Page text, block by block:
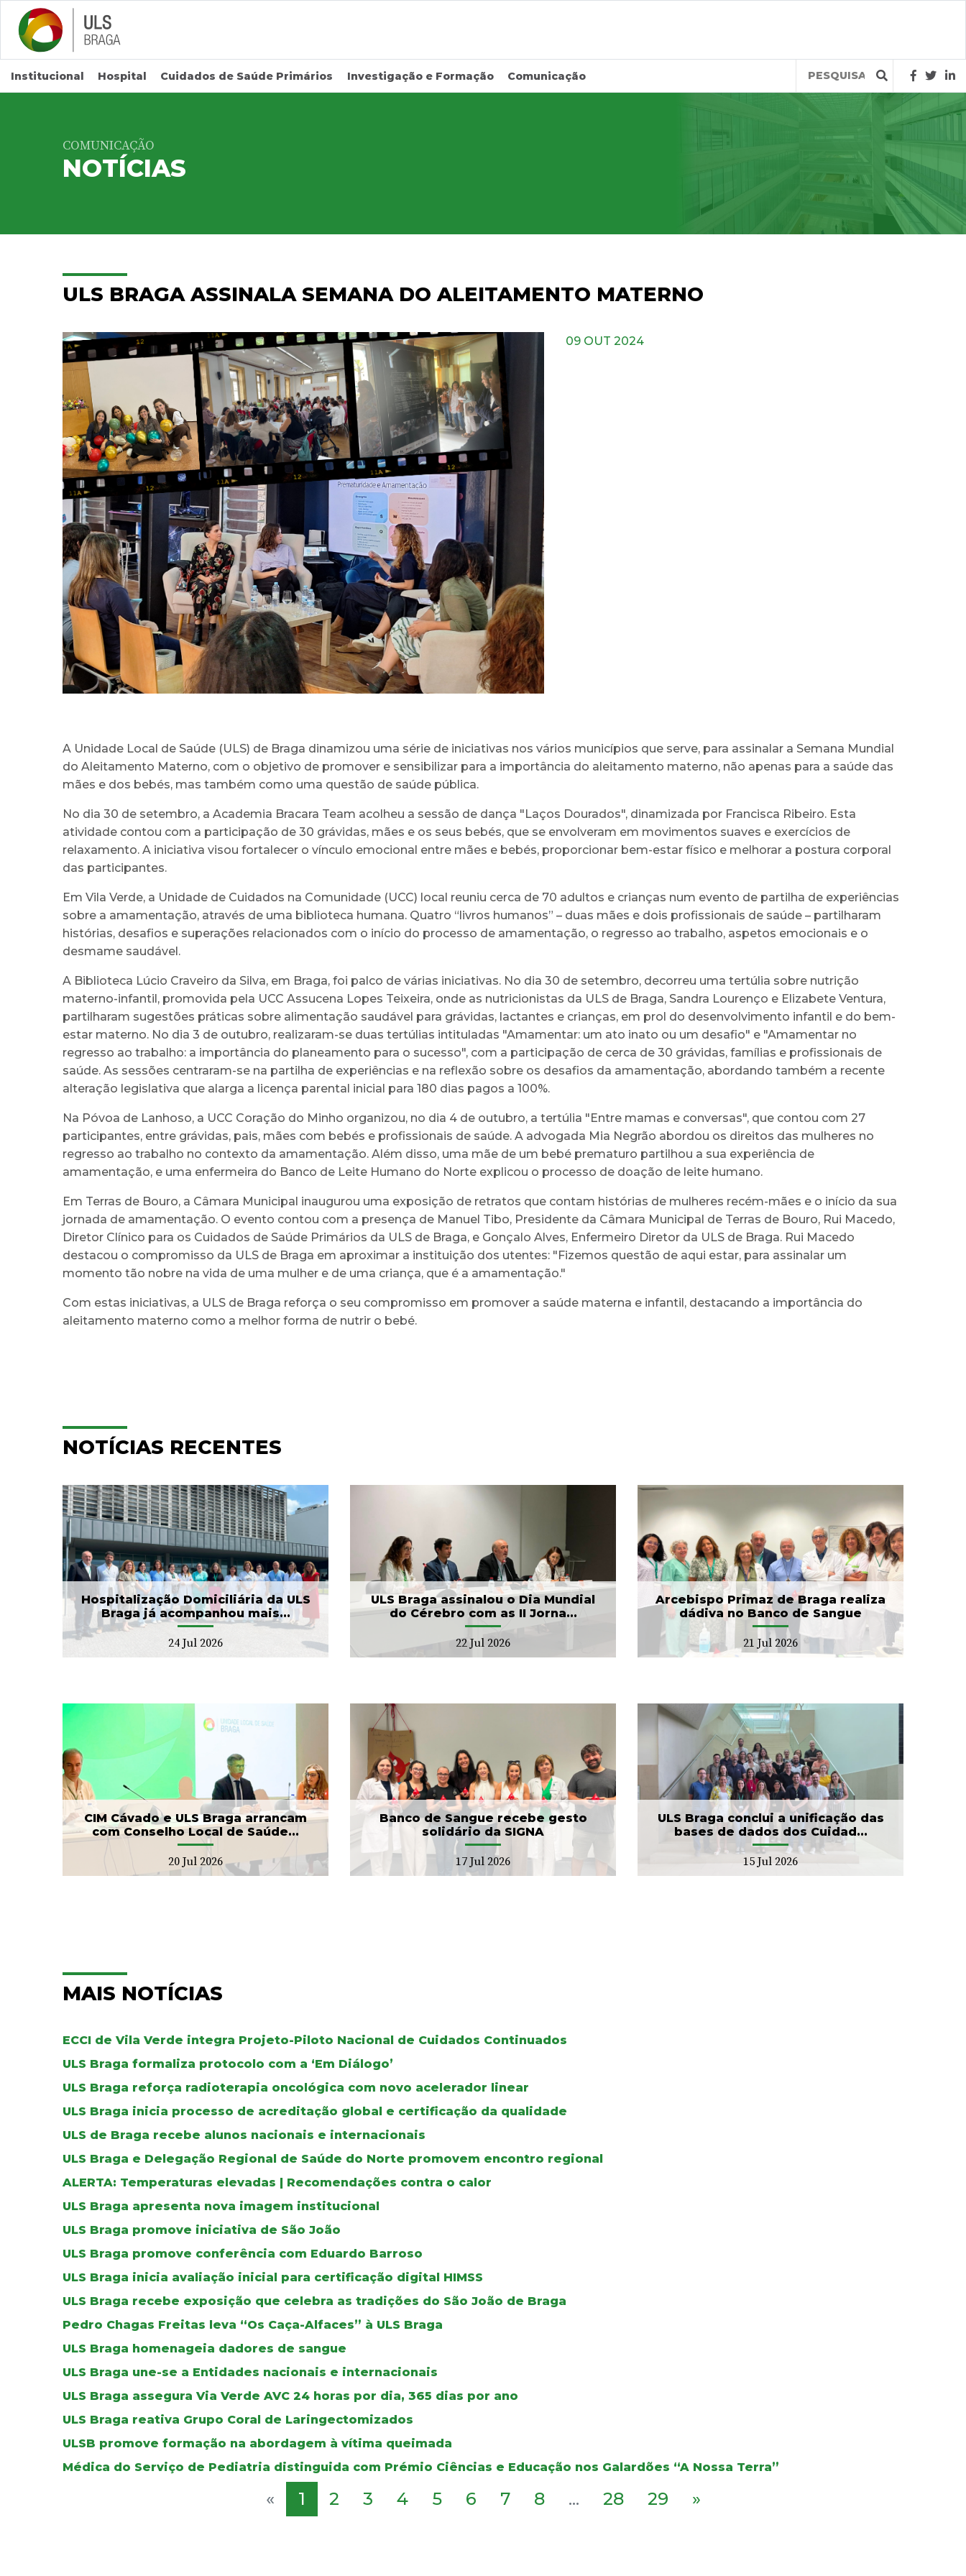
Saltar para conteúdo principal
Institucional Hospital Cuidados de Saúde Primários Investigação e Formação Comunicação
Query
COMUNICAÇÃO
NOTÍCIAS
ULS BRAGA ASSINALA SEMANA DO ALEITAMENTO MATERNO
09 OUT 2024
A Unidade Local de Saúde (ULS) de Braga dinamizou uma série de iniciativas nos vários municípios que serve, para assinalar a Semana Mundial
do Aleitamento Materno, com o objetivo de promover e sensibilizar para a importância do aleitamento materno, não apenas para a saúde das
mães e dos bebés, mas também como uma questão de saúde pública.
No dia 30 de setembro, a Academia Bracara Team acolheu a sessão de dança "Laços Dourados", dinamizada por Francisca Ribeiro. Esta
atividade contou com a participação de 30 grávidas, mães e os seus bebés, que se envolveram em movimentos suaves e exercícios de
relaxamento. A iniciativa visou fortalecer o vínculo emocional entre mães e bebés, proporcionar bem-estar físico e melhorar a postura corporal
das participantes.
Em Vila Verde, a Unidade de Cuidados na Comunidade (UCC) local reuniu cerca de 70 adultos e crianças num evento de partilha de experiências
sobre a amamentação, através de uma biblioteca humana. Quatro “livros humanos” – duas mães e dois profissionais de saúde – partilharam
histórias, desafios e superações relacionados com o início do processo de amamentação, o regresso ao trabalho, aspetos emocionais e o
desmame saudável.
A Biblioteca Lúcio Craveiro da Silva, em Braga, foi palco de várias iniciativas. No dia 30 de setembro, decorreu uma tertúlia sobre nutrição
materno-infantil, promovida pela UCC Assucena Lopes Teixeira, onde as nutricionistas da ULS de Braga, Sandra Lourenço e Elizabete Ventura,
partilharam sugestões práticas sobre alimentação saudável para grávidas, lactantes e crianças, em prol do desenvolvimento infantil e do bem-
estar materno. No dia 3 de outubro, realizaram-se duas tertúlias intituladas "Amamentar: um ato inato ou um desafio" e "Amamentar no
regresso ao trabalho: a importância do planeamento para o sucesso", com a participação de cerca de 30 grávidas, famílias e profissionais de
saúde. As sessões centraram-se na partilha de experiências e na reflexão sobre os desafios da amamentação, abordando também a recente
alteração legislativa que alarga a licença parental inicial para 180 dias pagos a 100%.
Na Póvoa de Lanhoso, a UCC Coração do Minho organizou, no dia 4 de outubro, a tertúlia "Entre mamas e conversas", que contou com 27
participantes, entre grávidas, pais, mães com bebés e profissionais de saúde. A advogada Mia Negrão abordou os direitos das mulheres no
regresso ao trabalho no contexto da amamentação. Além disso, uma mãe de um bebé prematuro partilhou a sua experiência de
amamentação, e uma enfermeira do Banco de Leite Humano do Norte explicou o processo de doação de leite humano.
Em Terras de Bouro, a Câmara Municipal inaugurou uma exposição de retratos que contam histórias de mulheres recém-mães e o início da sua
jornada de amamentação. O evento contou com a presença de Manuel Tibo, Presidente da Câmara Municipal de Terras de Bouro, Rui Macedo,
Diretor Clínico para os Cuidados de Saúde Primários da ULS de Braga, e Gonçalo Alves, Enfermeiro Diretor da ULS de Braga. Rui Macedo
destacou o compromisso da ULS de Braga em aproximar a instituição dos utentes: "Fizemos questão de aqui estar, para assinalar um
momento tão nobre na vida de uma mulher e de uma criança, que é a amamentação."
Com estas iniciativas, a ULS de Braga reforça o seu compromisso em promover a saúde materna e infantil, destacando a importância do
aleitamento materno como a melhor forma de nutrir o bebé.
NOTÍCIAS RECENTES
Hospitalização Domiciliária da ULS
Braga já acompanhou mais...
24 Jul 2026
ULS Braga assinalou o Dia Mundial
do Cérebro com as II Jorna...
22 Jul 2026
ULS Braga assinalou o Dia
Mundial do Cérebro com
as II Jorna...
22 Jul 2026
Arcebispo Primaz de Braga realiza
dádiva no Banco de Sangue
21 Jul 2026
Arcebispo Primaz de
Braga realiza dádiva no
Banco de Sangue
21 Jul 2026
CIM Cávado e ULS Braga arrancam
com Conselho Local de Saúde...
20 Jul 2026
Banco de Sangue recebe gesto
solidário da SIGNA
17 Jul 2026
Banco de Sangue recebe
gesto solidário da SIGNA
17 Jul 2026
ULS Braga conclui a unificação das
bases de dados dos Cuidad...
15 Jul 2026
ULS Braga conclui a
unificação das bases de
dados dos Cuidad...
15 Jul 2026
MAIS NOTÍCIAS
ECCI de Vila Verde integra Projeto-Piloto Nacional de Cuidados Continuados
ULS Braga formaliza protocolo com a ‘Em Diálogo’
ULS Braga reforça radioterapia oncológica com novo acelerador linear
ULS Braga inicia processo de acreditação global e certificação da qualidade
ULS de Braga recebe alunos nacionais e internacionais
ULS Braga e Delegação Regional de Saúde do Norte promovem encontro regional
ALERTA: Temperaturas elevadas | Recomendações contra o calor
ULS Braga apresenta nova imagem institucional
ULS Braga promove iniciativa de São João
ULS Braga promove conferência com Eduardo Barroso
ULS Braga inicia avaliação inicial para certificação digital HIMSS
ULS Braga recebe exposição que celebra as tradições do São João de Braga
Pedro Chagas Freitas leva “Os Caça-Alfaces” à ULS Braga
ULS Braga homenageia dadores de sangue
ULS Braga une-se a Entidades nacionais e internacionais
ULS Braga assegura Via Verde AVC 24 horas por dia, 365 dias por ano
ULS Braga reativa Grupo Coral de Laringectomizados
ULSB promove formação na abordagem à vítima queimada
Médica do Serviço de Pediatria distinguida com Prémio Ciências e Educação nos Galardões “A Nossa Terra”
« 1 2 3 4 5 6 7 8 ... 28 29 »